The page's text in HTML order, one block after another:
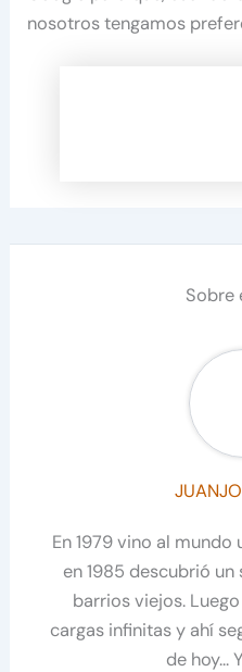
nosotros tengamos
Sobre
En 1979 vino al mundo
en 1985 descubrió
barrios viejos.
cargas infinitas y ahí
de hoy...